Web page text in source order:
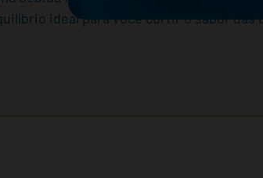
ideal para você curtir o sabor das